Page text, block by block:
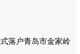
落户青岛市金家岭